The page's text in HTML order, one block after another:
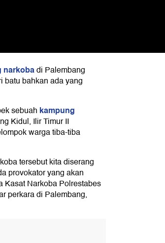
narkobadi Palembang
batu bahkan ada yang
sebuah kampung
Kidul, Ilir Timur II
warga tiba-tiba
tersebut kita diserang
provokator yang akan
Kasat Narkoba Polrestabes
perkara di Palembang,